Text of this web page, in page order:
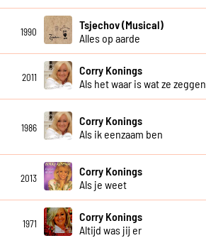
1990
Tsjechov (Musical)
Alles op aarde
2011
Corry Konings
Als het waar is wat ze zeggen
1986
Corry Konings
Als ik eenzaam ben
2013
Corry Konings
Als je weet
1971
Corry Konings
Altijd was jij er